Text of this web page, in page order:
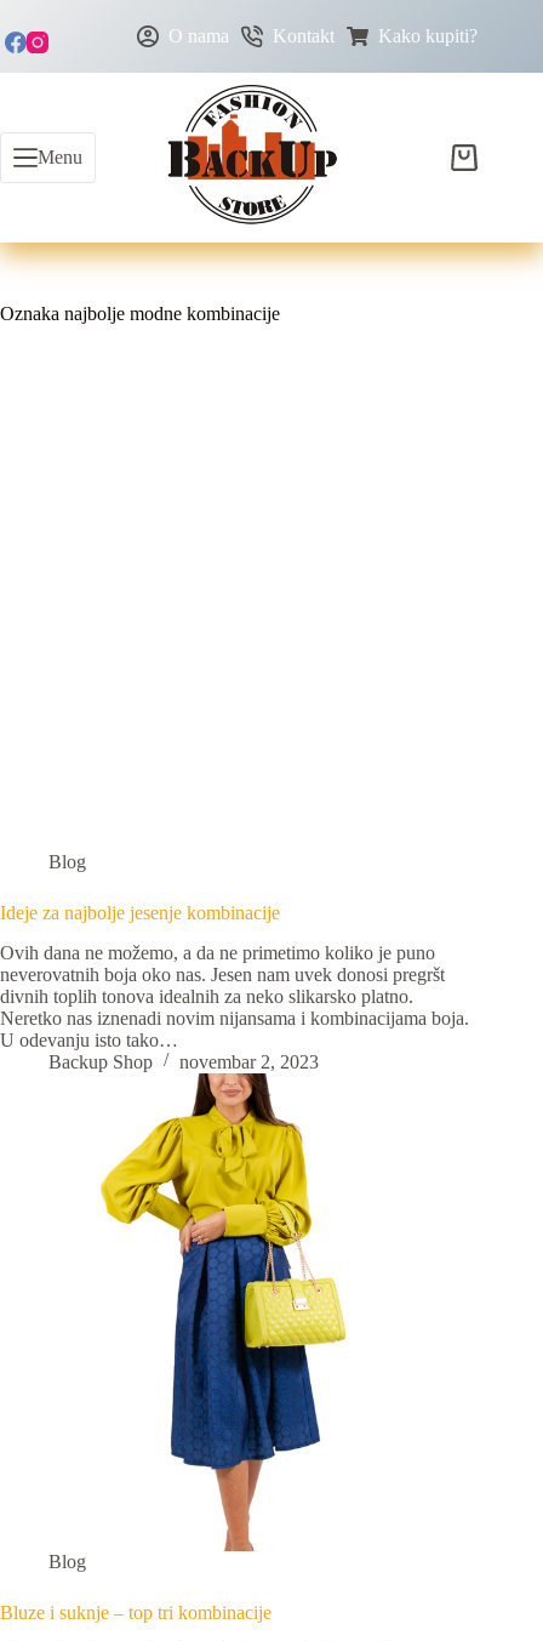
O nama Kontakt Kako kupiti?
Menu
Oznaka najbolje modne kombinacije
Blog
Ideje za najbolje jesenje kombinacije
Ovih dana ne možemo, a da ne primetimo koliko je puno
neverovatnih boja oko nas. Jesen nam uvek donosi pregršt
divnih toplih tonova idealnih za neko slikarsko platno.
Neretko nas iznenadi novim nijansama i kombinacijama boja.
U odevanju isto tako…
Backup Shop
novembar 2, 2023
Blog
Bluze i suknje – top tri kombinacije